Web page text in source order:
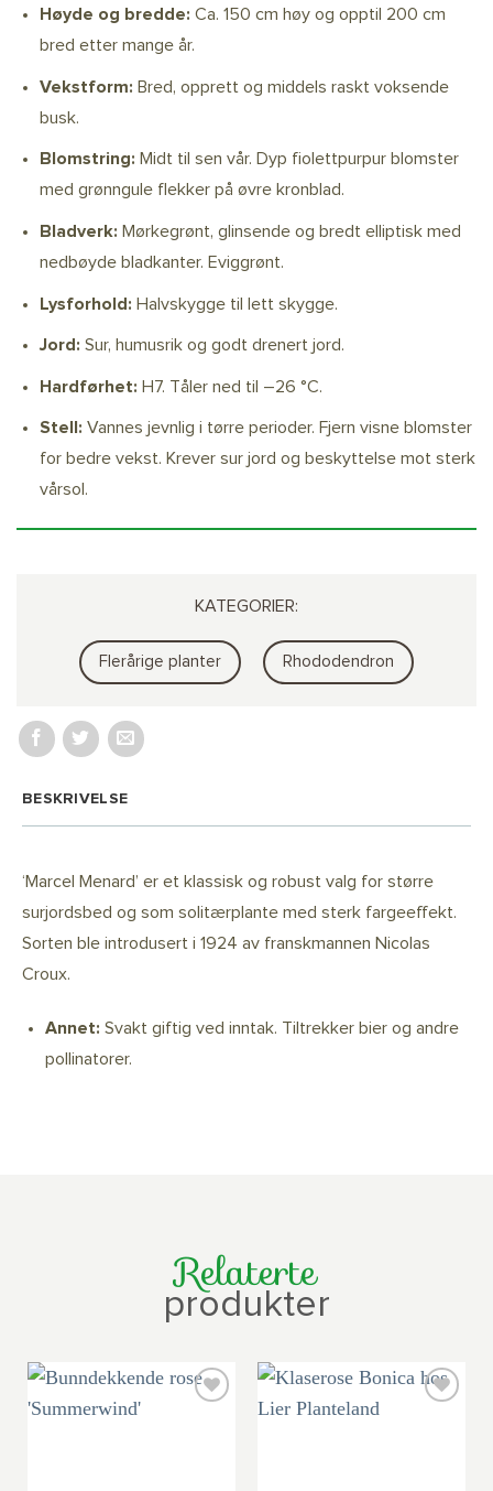
Høyde og bredde: Ca. 150 cm høy og opptil 200 cm
bred etter mange år.
Vekstform: Bred, opprett og middels raskt voksende
busk.
Blomstring: Midt til sen vår. Dyp fiolettpurpur blomster
med grønngule flekker på øvre kronblad.
Bladverk: Mørkegrønt, glinsende og bredt elliptisk med
nedbøyde bladkanter. Eviggrønt.
Lysforhold: Halvskygge til lett skygge.
Jord: Sur, humusrik og godt drenert jord.
Hardførhet: H7. Tåler ned til –26 °C.
Stell: Vannes jevnlig i tørre perioder. Fjern visne blomster
for bedre vekst. Krever sur jord og beskyttelse mot sterk
vårsol.
KATEGORIER:
Flerårige planter Rhododendron
BESKRIVELSE
‘Marcel Menard’ er et klassisk og robust valg for større
surjordsbed og som solitærplante med sterk fargeeffekt.
Sorten ble introdusert i 1924 av franskmannen Nicolas
Croux.
Annet: Svakt giftig ved inntak. Tiltrekker bier og andre
pollinatorer.
Relaterte
produkter